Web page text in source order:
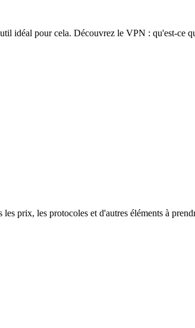
idéal pour cela. Découvrez le VPN : qu'est-ce
prix, les protocoles et d'autres éléments à